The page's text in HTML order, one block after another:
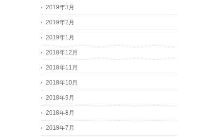
2019年3月
2019年2月
2019年1月
2018年12月
2018年11月
2018年10月
2018年9月
2018年8月
2018年7月